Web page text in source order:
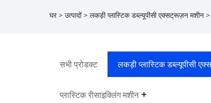
घर > उत्पादों> लकड़ी प्लास्टिक डब्ल्यूपीसी एक्सट्रूज़न मशीन >
सभी प्रोडक्ट लकड़ी प्लास्टिक डब्ल्यूपीसी
प्लास्टिक रीसाइक्लिंग मशीन